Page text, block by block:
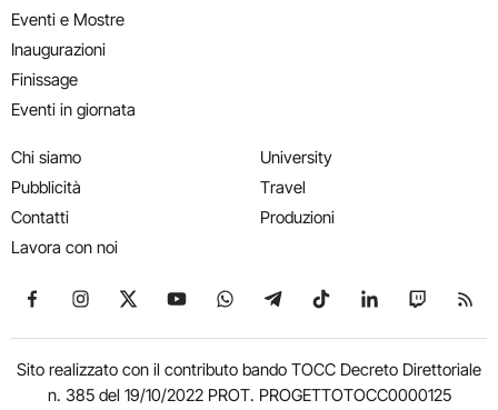
Eventi e Mostre
Inaugurazioni
Finissage
Eventi in giornata
Chi siamo
Pubblicità
Contatti
Lavora con noi
University
Travel
Produzioni
Seguici su Facebook
Seguici su Instagram
Seguici su X
Seguici su YouTube
Seguici su WhatsApp
Seguici su Telegram
Seguici su TikTok
Seguici su
Seguici
Sito realizzato con il contributo bando TOCC Decreto Direttoriale
n. 385 del 19/10/2022 PROT. PROGETTOTOCC0000125